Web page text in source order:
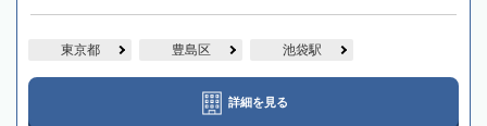
東京都 豊島区 池袋駅
詳細を見る